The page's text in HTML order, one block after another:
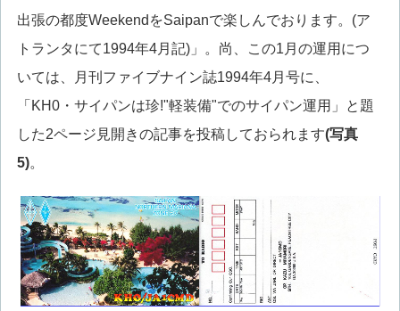
出張の都度WeekendをSaipanで楽しんでおります。(ア
トランタにて1994年4月記)」。尚、この1月の運用につ
いては、月刊ファイブナイン誌1994年4月号に、
「KH0・サイパンは珍!"軽装備"でのサイパン運用」と題
した2ページ見開きの記事を投稿しておられます(写真
5)。